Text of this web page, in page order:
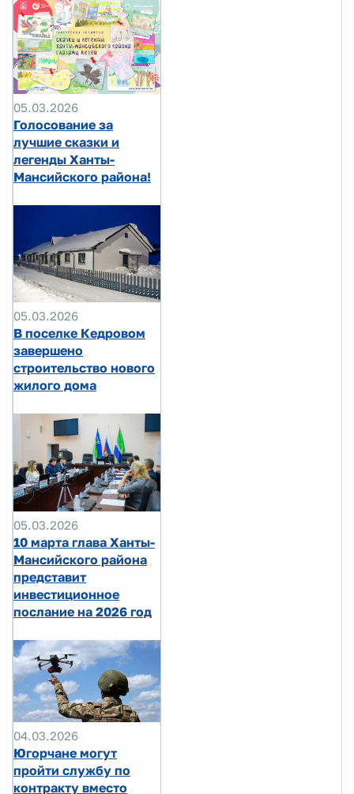
05.03.2026
Голосование за
лучшие сказки и
легенды Ханты-
Мансийского района!
05.03.2026
В поселке Кедровом
завершено
строительство нового
жилого дома
05.03.2026
10 марта глава Ханты-
Мансийского района
представит
инвестиционное
послание на 2026 год
04.03.2026
Югорчане могут
пройти службу по
контракту вместо